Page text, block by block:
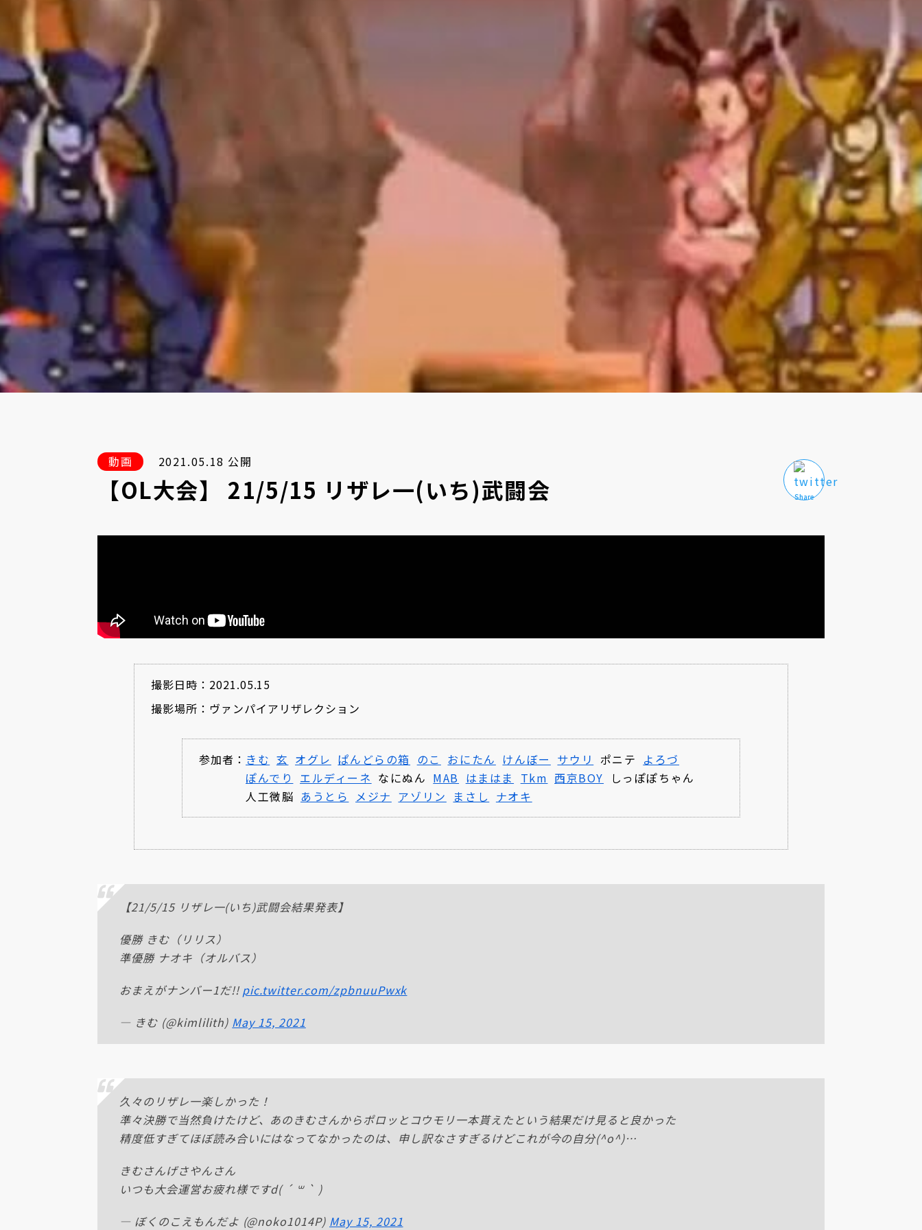
動画 2021.05.18 公開
【OL大会】 21/5/15 リザレ一(いち)武闘会
撮影日時：2021.05.15
撮影場所：ヴァンパイアリザレクション
参加者： きむ 玄 オグレ ぱんどらの箱 のこ おにたん けんぼー サウリ ポニテ よろづ
ぽんでり
エルディーネ なにぬん MAB はまはま Tkm 西京BOY
しっぽぽちゃん
人工微脳 あうとら メジナ アゾリン まさし ナオキ
【21/5/15 リザレ一(いち)武闘会結果発表】
優勝 きむ（リリス）
準優勝 ナオキ（オルバス）
おまえがナンバー1だ!!pic.twitter.com/zpbnuuPwxk
— きむ (@kimlilith) May 15, 2021
久々のリザレ一楽しかった！
準々決勝で当然負けたけど、あのきむさんからポロッとコウモリ一本貰えたという結果だけ見ると良かった
精度低すぎてほぼ読み合いにはなってなかったのは、申し訳なさすぎるけどこれが今の自分(^o^)…
きむさんげさやんさん
いつも大会運営お疲れ様ですd( ´ ꒳ ` )
— ぼくのこえもんだよ (@noko1014P) May 15, 2021